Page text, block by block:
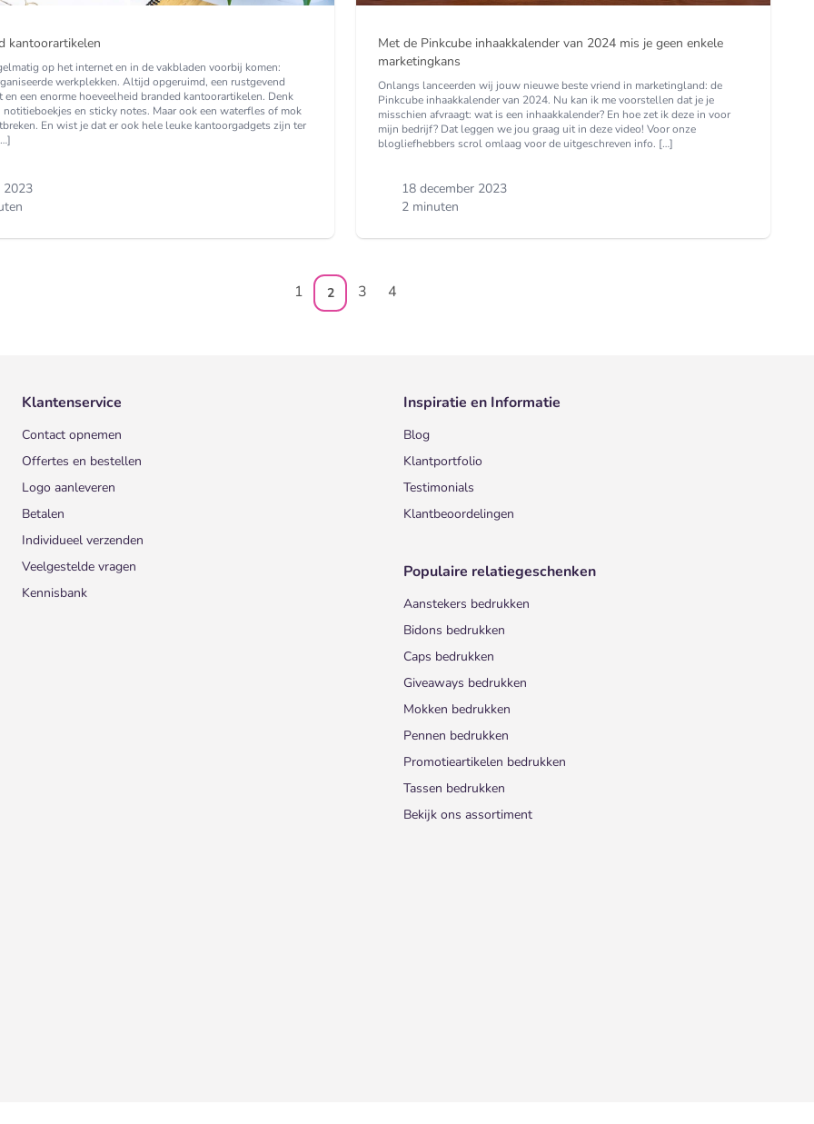
kantoorartikelen
op het internet en in de vakbladen voorbij komen:
werkplekken. Altijd opgeruimd, een rustgevend
en een enorme hoeveelheid branded kantoorartikelen. Denk
notitieboekjes en sticky notes. Maar ook een waterfles of mok
En wist je dat er ook hele leuke kantoorgadgets zijn ter
Met de Pinkcube inhaakkalender van 2024 mis je geen enkele
marketingkans
Onlangs lanceerden wij jouw nieuwe beste vriend in marketingland: de
Pinkcube inhaakkalender van 2024. Nu kan ik me voorstellen dat je je
misschien afvraagt: wat is een inhaakkalender? En hoe zet ik deze in voor
mijn bedrijf? Dat leggen we jou graag uit in deze video! Voor onze
blogliefhebbers scrol omlaag voor de uitgeschreven info. […]
18 december 2023
2 minuten
1 2 3 4
Klantenservice
Contact opnemen
Offertes en bestellen
Logo aanleveren
Betalen
Individueel verzenden
Veelgestelde vragen
Kennisbank
Inspiratie en Informatie
Blog
Klantportfolio
Testimonials
Klantbeoordelingen
Populaire relatiegeschenken
Aanstekers bedrukken
Bidons bedrukken
Caps bedrukken
Giveaways bedrukken
Mokken bedrukken
Pennen bedrukken
Promotieartikelen bedrukken
Tassen bedrukken
Bekijk ons assortiment